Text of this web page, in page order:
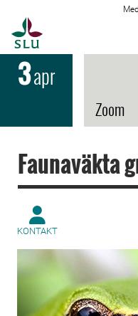
3apr
Zoom
Faunaväkta
KONTAKT